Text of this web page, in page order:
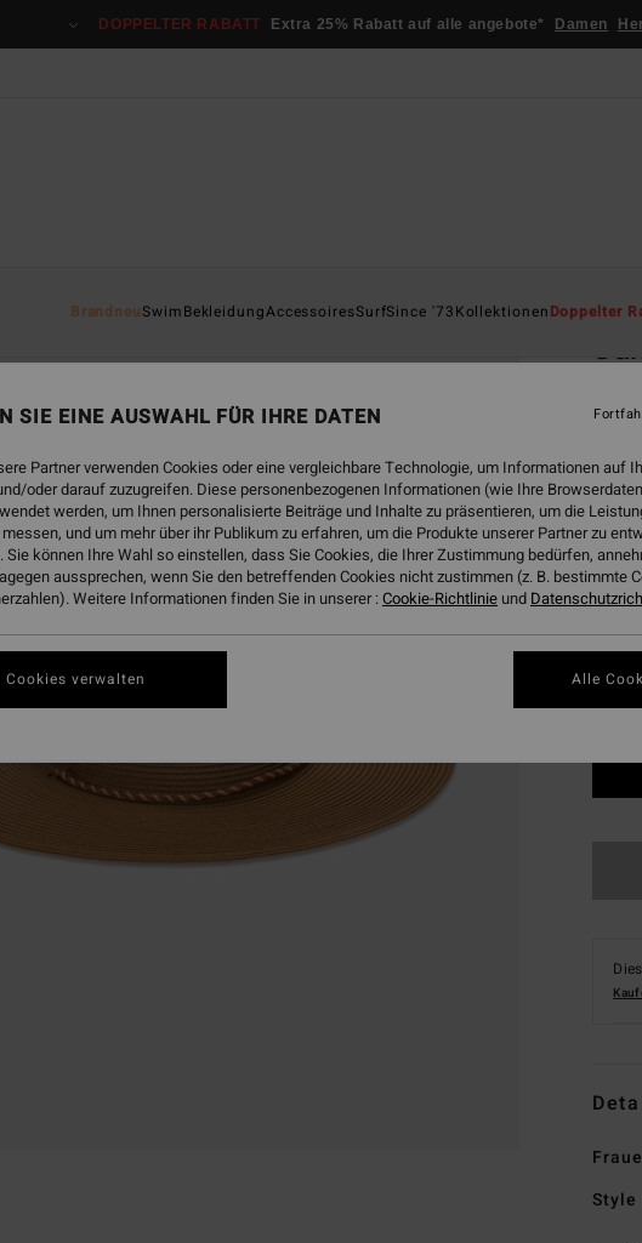
DOPPELTER RABATT Extra 25% Rabatt auf alle angebote* Damen
BrandneuSwimBekleidungAccessoiresSurfSince '73KollektionenDoppelter
€
Farbe
Style
SIE EINE AUSWAHL FÜR IHRE DATEN
Partner verwenden Cookies oder eine vergleichbare Technologie, um Informationen auf
oder darauf zuzugreifen. Diese personenbezogenen Informationen (wie Ihre
werden, um Ihnen personalisierte Beiträge und Inhalte zu präsentieren, um die
und um mehr über ihr Publikum zu erfahren, um die Produkte unserer Partner zu
Sie können Ihre Wahl so einstellen, dass Sie Cookies, die Ihrer Zustimmung bedürfen,
aussprechen, wenn Sie den betreffenden Cookies nicht zustimmen (z. B. bestimmte
Weitere Informationen finden Sie in unserer :Cookie-Richtlinie und
Cookies verwalten Alle